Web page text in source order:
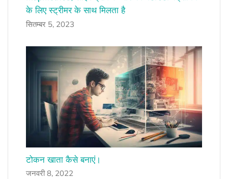
के लिए स्ट्रीमर के साथ मिलता है
सितम्बर 5, 2023
टोकन खाता कैसे बनाएं।
जनवरी 8, 2022